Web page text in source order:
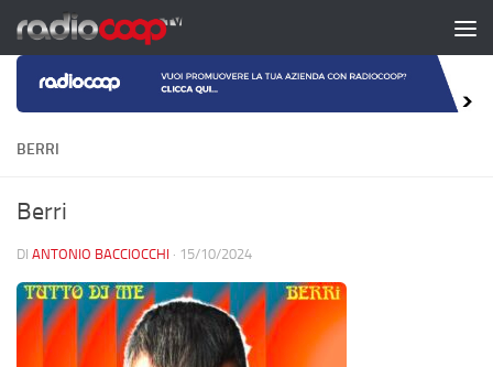
Salta al contenuto
BERRI
Berri
DI ANTONIO BACCIOCCHI · 15/10/2024